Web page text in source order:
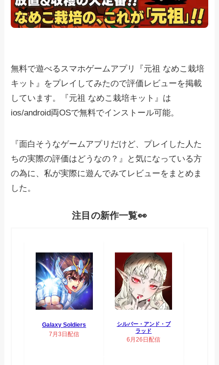
無料で遊べるスマホゲームアプリ『元祖 なめこ栽培
キット』をプレイしてみたので評価レビューを掲載
しています。『元祖 なめこ栽培キット』は
ios/android両OSで無料でインストール可能。
『面白そうなゲームアプリだけど、プレイした人た
ちの実際の評価はどうなの？』と気になっている方
の為に、私が実際に遊んでみてレビューをまとめま
した。
注目の新作一覧👀
Galaxy Soldiers
7月3日配信
シルバー・アンド・ブ
ラッド
6月26日配信